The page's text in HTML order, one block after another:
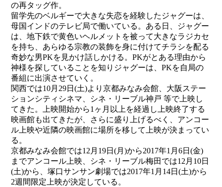
の再タッグ作。
留学先のベルギーで大きな失恋を経験したジャグーは、
母国インドのテレビ局で働いている。ある日、ジャグー
は、地下鉄で黄色いヘルメットを被って大きなラジカセ
を持ち、あらゆる宗教の装飾を身に付けてチラシを配る
奇妙な男PKを見かけ話しかける。PKがとある理由から
神様を探していることを知りジャグーは、PKを自局の
番組に出演させていく。
関西では10月29日(土)より京都みなみ会館、大阪ステー
ションシティシネマ、シネ・リーブル神戸 等で上映し
てきた。上映開始から1ヶ月以上を経過し上映終了する
映画館も出てきたが、さらに盛り上げるべく、アンコー
ル上映や近隣の映画館に場所を移して上映が決まってい
る。
京都みなみ会館では12月19日(月)から2017年1月6日(金)
までアンコール上映、シネ・リーブル梅田では12月10日
(土)から、塚口サンサン劇場では2017年1月14日(土)から
2週間限定上映が決定している。